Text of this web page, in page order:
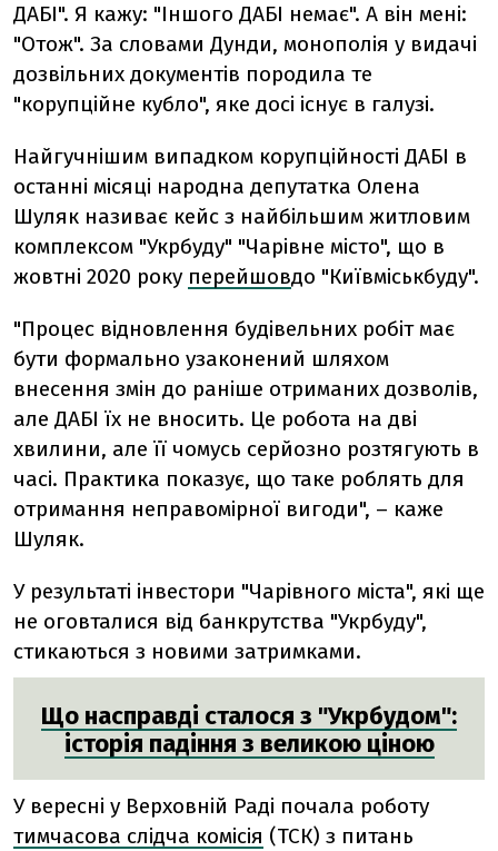
ДАБІ". Я кажу: "Іншого ДАБІ немає". А він мені:
"Отож". За словами Дунди, монополія у видачі
дозвільних документів породила те
"корупційне кубло", яке досі існує в галузі.
Найгучнішим випадком корупційності ДАБІ в
останні місяці народна депутатка Олена
Шуляк називає кейс з найбільшим житловим
комплексом "Укрбуду" "Чарівне місто", що в
жовтні 2020 року перейшовдо "Київміськбуду".
"Процес відновлення будівельних робіт має
бути формально узаконений шляхом
внесення змін до раніше отриманих дозволів,
але ДАБІ їх не вносить. Це робота на дві
хвилини, але її чомусь серйозно розтягують в
часі. Практика показує, що таке роблять для
отримання неправомірної вигоди", – каже
Шуляк.
У результаті інвестори "Чарівного міста", які ще
не оговталися від банкрутства "Укрбуду",
стикаються з новими затримками.
Що насправді сталося з "Укрбудом":
історія падіння з великою ціною
У вересні у Верховній Раді почала роботу
тимчасова слідча комісія (ТСК) з питань